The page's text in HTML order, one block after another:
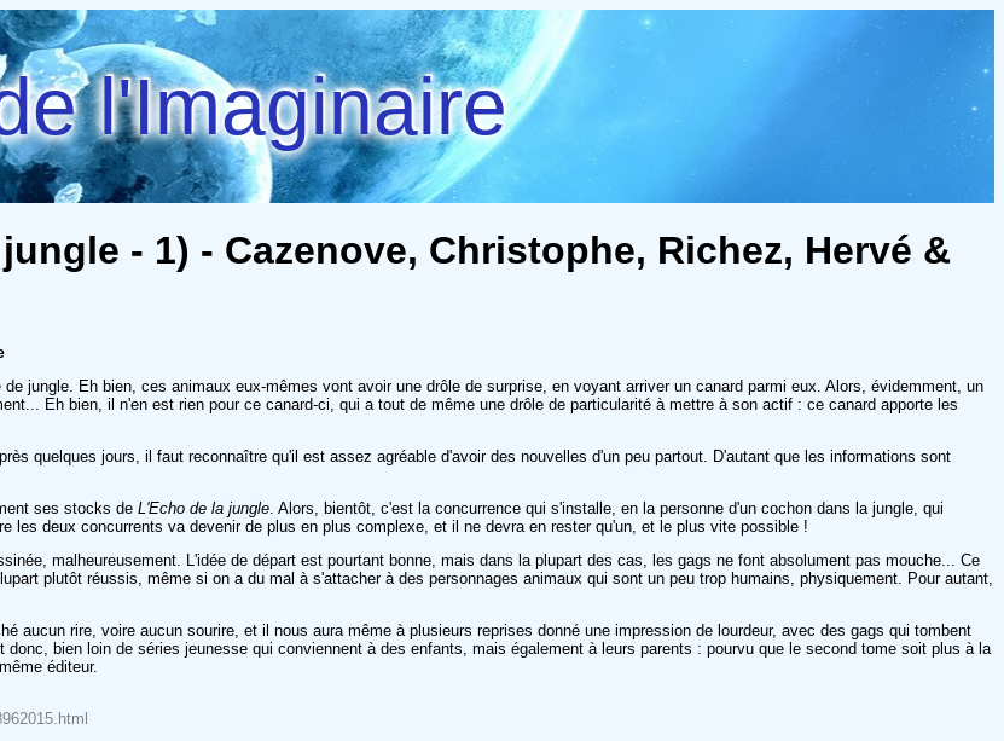
l'Imaginaire
- 1) - Cazenove, Christophe, Richez, Hervé &
jungle. Eh bien, ces animaux eux-mêmes vont avoir une drôle de surprise, en voyant arriver un canard parmi eux. Alors, évidemment, un
Eh bien, il n'en est rien pour ce canard-ci, qui a tout de même une drôle de particularité à mettre à son actif : ce canard apporte les
quelques jours, il faut reconnaître qu'il est assez agréable d'avoir des nouvelles d'un peu partout. D'autant que les informations sont
ses stocks de L'Echo de la jungle . Alors, bientôt, c'est la concurrence qui s'installe, en la personne d'un cochon dans la jungle, qui
les deux concurrents va devenir de plus en plus complexe, et il ne devra en rester qu'un, et le plus vite possible !
malheureusement. L'idée de départ est pourtant bonne, mais dans la plupart des cas, les gags ne font absolument pas mouche... Ce
plutôt réussis, même si on a du mal à s'attacher à des personnages animaux qui sont un peu trop humains, physiquement. Pour autant,
aucun rire, voire aucun sourire, et il nous aura même à plusieurs reprises donné une impression de lourdeur, avec des gags qui tombent
bien loin de séries jeunesse qui conviennent à des enfants, mais également à leurs parents : pourvu que le second tome soit plus à la
éditeur.